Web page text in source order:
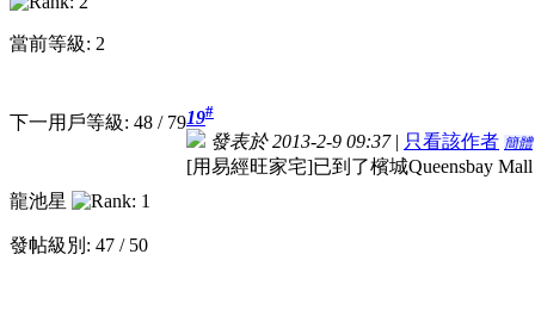
當前等級: 2
下一用戶等級: 48 / 79
龍池星
發帖級別: 47 / 50
19#
發表於 2013-2-9 09:37| 只看該作者 簡體
[用易經旺家宅]已到了檳城Queensbay